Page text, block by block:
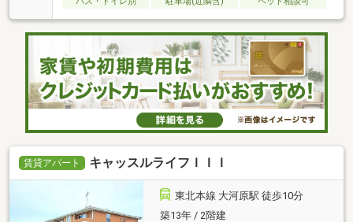
賃貸アパート キャッスルライフＩＩＩ
東北本線 大河原駅 徒歩10分
築13年 / 2階建